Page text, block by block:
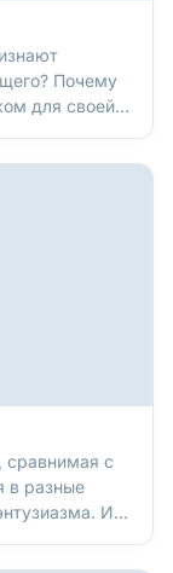
Почему
для своей
сравнимая с
в разные
И